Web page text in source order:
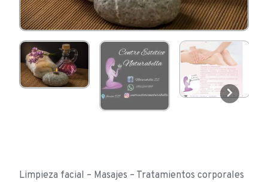
Limpieza facial – Masajes – Tratamientos corporales